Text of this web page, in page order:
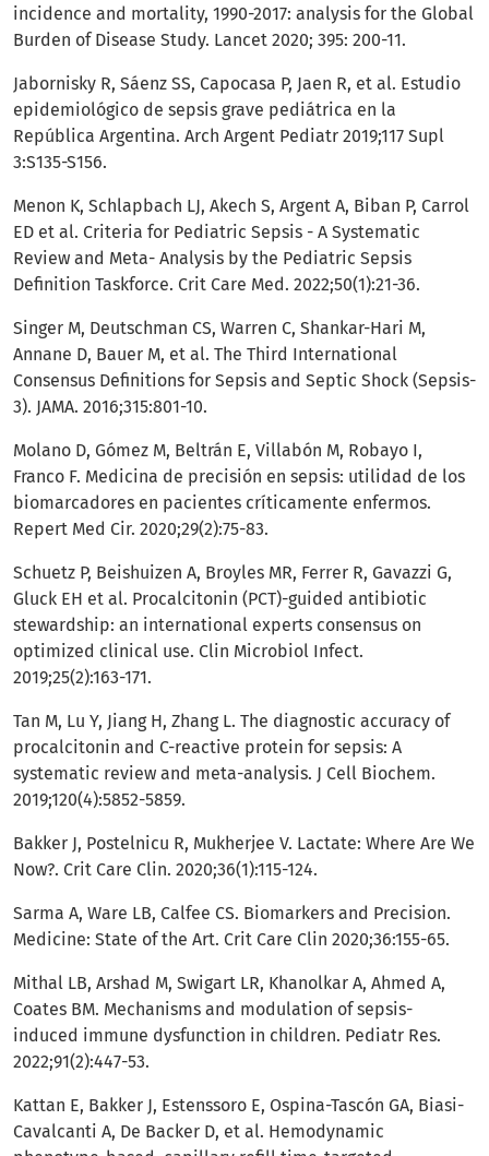
incidence and mortality, 1990-2017: analysis for the Global
Burden of Disease Study. Lancet 2020; 395: 200-11.
Jabornisky R, Sáenz SS, Capocasa P, Jaen R, et al. Estudio
epidemiológico de sepsis grave pediátrica en la
República Argentina. Arch Argent Pediatr 2019;117 Supl
3:S135-S156.
Menon K, Schlapbach LJ, Akech S, Argent A, Biban P, Carrol
ED et al. Criteria for Pediatric Sepsis - A Systematic
Review and Meta- Analysis by the Pediatric Sepsis
Definition Taskforce. Crit Care Med. 2022;50(1):21-36.
Singer M, Deutschman CS, Warren C, Shankar-Hari M,
Annane D, Bauer M, et al. The Third International
Consensus Definitions for Sepsis and Septic Shock (Sepsis-
3). JAMA. 2016;315:801-10.
Molano D, Gómez M, Beltrán E, Villabón M, Robayo I,
Franco F. Medicina de precisión en sepsis: utilidad de los
biomarcadores en pacientes críticamente enfermos.
Repert Med Cir. 2020;29(2):75-83.
Schuetz P, Beishuizen A, Broyles MR, Ferrer R, Gavazzi G,
Gluck EH et al. Procalcitonin (PCT)-guided antibiotic
stewardship: an international experts consensus on
optimized clinical use. Clin Microbiol Infect.
2019;25(2):163-171.
Tan M, Lu Y, Jiang H, Zhang L. The diagnostic accuracy of
procalcitonin and C-reactive protein for sepsis: A
systematic review and meta-analysis. J Cell Biochem.
2019;120(4):5852-5859.
Bakker J, Postelnicu R, Mukherjee V. Lactate: Where Are We
Now?. Crit Care Clin. 2020;36(1):115-124.
Sarma A, Ware LB, Calfee CS. Biomarkers and Precision.
Medicine: State of the Art. Crit Care Clin 2020;36:155-65.
Mithal LB, Arshad M, Swigart LR, Khanolkar A, Ahmed A,
Coates BM. Mechanisms and modulation of sepsis-
induced immune dysfunction in children. Pediatr Res.
2022;91(2):447-53.
Kattan E, Bakker J, Estenssoro E, Ospina-Tascón GA, Biasi-
Cavalcanti A, De Backer D, et al. Hemodynamic